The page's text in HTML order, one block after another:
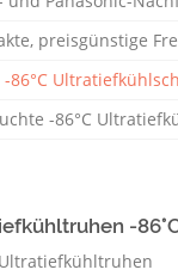
preisgünstige
-86°C
-86°C
-